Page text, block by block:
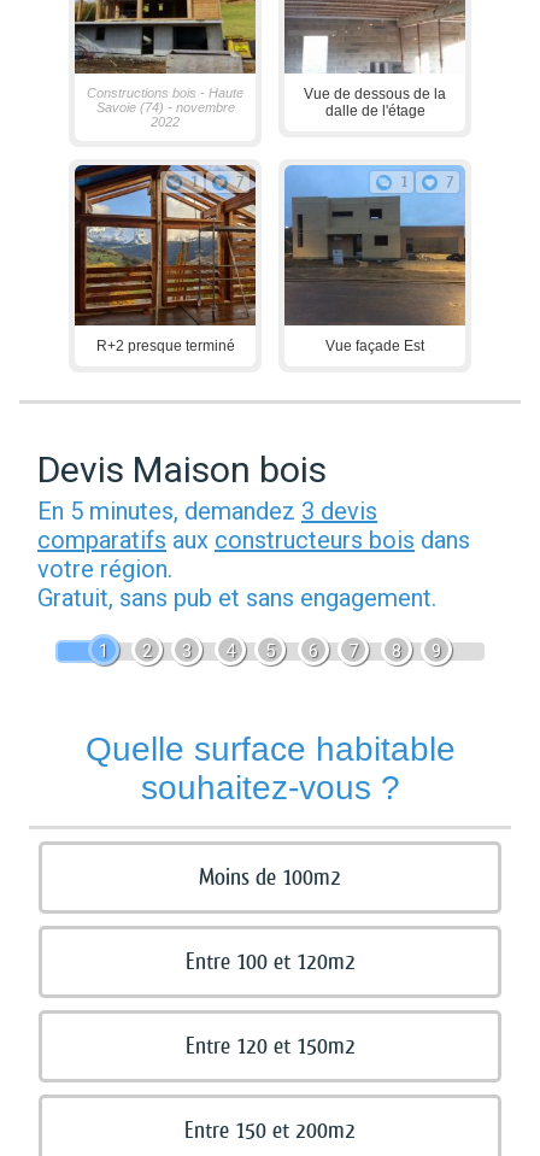
Constructions bois - Haute
Savoie (74) - novembre
2022
Vue de dessous de la
dalle de l'étage
1 7
R+2 presque terminé
1 7
Vue façade Est
Devis Maison bois
En 5 minutes, demandez 3 devis
comparatifs aux constructeurs bois dans
votre région.
Gratuit, sans pub et sans engagement.
1 2 3 4 5 6 7 8 9
Quelle surface habitable
souhaitez-vous ?
Moins de 100m2
Entre 100 et 120m2
Entre 120 et 150m2
Entre 150 et 200m2